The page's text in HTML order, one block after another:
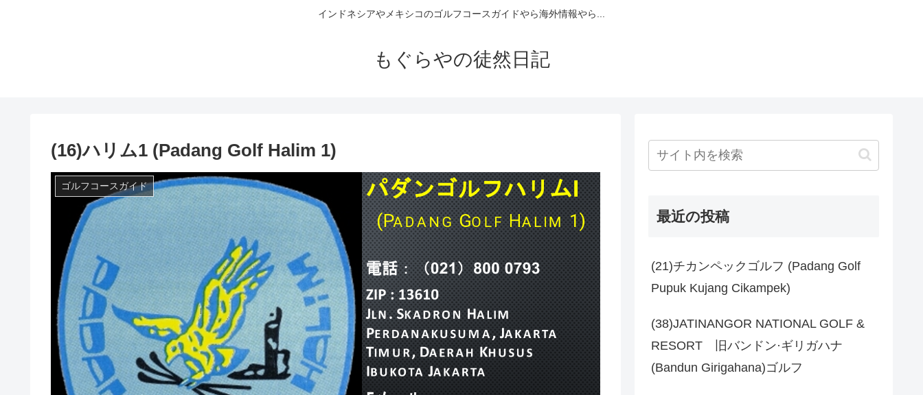
インドネシアやメキシコのゴルフコースガイドやら海外情報やら...
もぐらやの徒然日記
(16)ハリム1 (Padang Golf Halim 1)
ゴルフコースガイド
最近の投稿
(21)チカンペックゴルフ (Padang Golf
Pupuk Kujang Cikampek)
(38)JATINANGOR NATIONAL GOLF &
RESORT 旧バンドン·ギリガハナ
(Bandun Girigahana)ゴルフ